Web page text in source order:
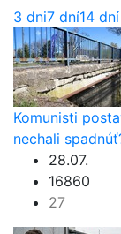
3 dni7 dní14 dní
Komunisti
nechali
28.07.
16860
27